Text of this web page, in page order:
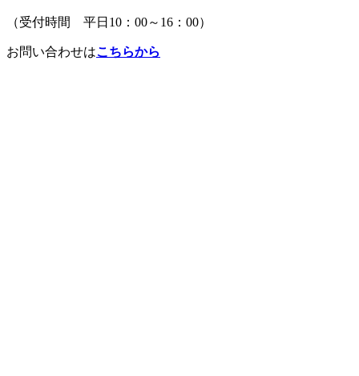
（受付時間 平日10：00～16：00）
お問い合わせはこちらから